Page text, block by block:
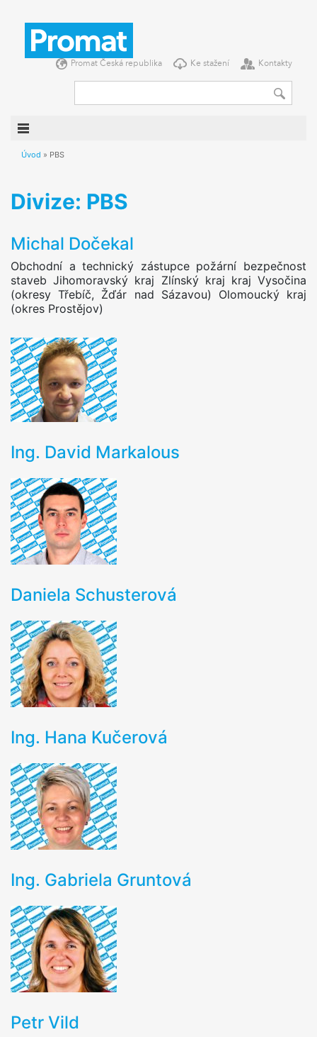
Promat Česká republika Ke stažení Kontakty
NOVINKY
PRODUKTY
REFERENCE
SEMINÁŘE
O NÁS
PŘEJETE SI
PROMAT ČESKÁ REPUBLIKA
KE STAŽENÍ
Úvod » PBS
Divize: PBS
Michal Dočekal
Obchodní a technický zástupce požární bezpečnost
staveb Jihomoravský kraj Zlínský kraj kraj Vysočina
(okresy Třebíč, Žďár nad Sázavou) Olomoucký kraj
(okres Prostějov)
Ing. David Markalous
Daniela Schusterová
Ing. Hana Kučerová
Ing. Gabriela Gruntová
Petr Vild